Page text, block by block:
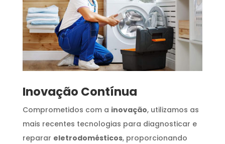
Inovação Contínua
Comprometidos com a inovação, utilizamos as
mais recentes tecnologias para diagnosticar e
reparar eletrodomésticos, proporcionando